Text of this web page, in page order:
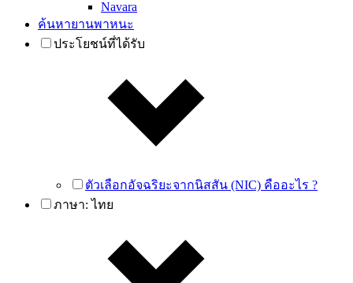
Navara
ค้นหายานพาหนะ
ประโยชน์ที่ได้รับ
ตัวเลือกอัจฉริยะจากนิสสัน (NIC) คืออะไร ?
ภาษา:ไทย